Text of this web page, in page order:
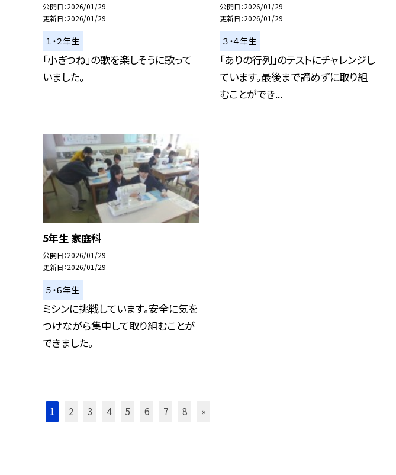
公開日 2026/01/29
更新日 2026/01/29
１・２年生
「小ぎつね」の歌を楽しそうに歌って
いました。
公開日 2026/01/29
更新日 2026/01/29
３・４年生
「ありの行列」のテストにチャレンジし
ています。最後まで諦めずに取り組
むことができ...
5年生 家庭科
公開日 2026/01/29
更新日 2026/01/29
５・６年生
ミシンに挑戦しています。安全に気を
つけながら集中して取り組むことが
できました。
1 2 3 4 5 6 7 8 »